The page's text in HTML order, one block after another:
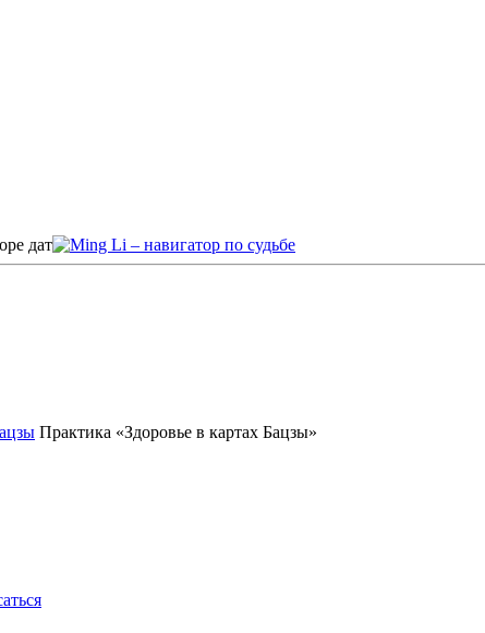
дат
Практика «Здоровье в картах Бацзы»